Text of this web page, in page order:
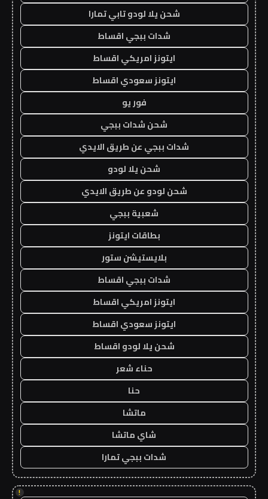
شحن يلا لودو تابي تمارا
شدات ببجي اقساط
ايتونز امريكي اقساط
ايتونز سعودي اقساط
فور يو
شحن شدات ببجي
شدات ببجي عن طريق الايدي
شحن يلا لودو
شحن لودو عن طريق الايدي
شعبية ببجي
بطاقات ايتونز
بلايستيشن ستور
شدات ببجي اقساط
ايتونز امريكي اقساط
ايتونز سعودي اقساط
شحن يلا لودو اقساط
حناء شعر
حنا
ماتشا
شاي ماتشا
شدات ببجي تمارا
!